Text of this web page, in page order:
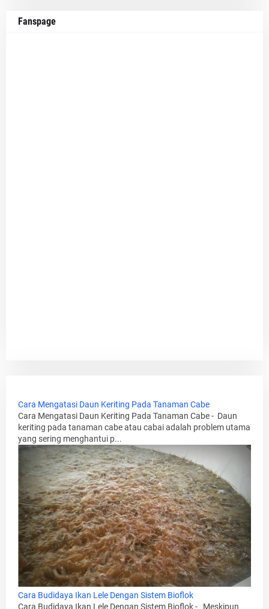
Fanspage
Cara Mengatasi Daun Keriting Pada Tanaman Cabe
Cara Mengatasi Daun Keriting Pada Tanaman Cabe - Daun
keriting pada tanaman cabe atau cabai adalah problem utama
yang sering menghantui p...
Cara Budidaya Ikan Lele Dengan Sistem Bioflok
Cara Budidaya Ikan Lele Dengan Sistem Bioflok - Meskipun